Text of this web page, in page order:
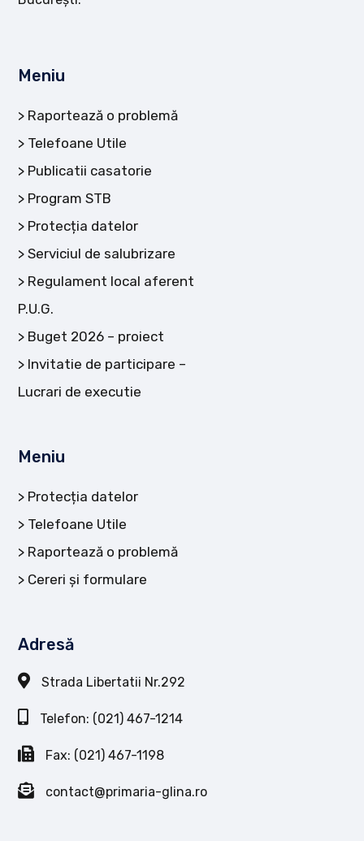
Meniu
Raportează o problemă
Telefoane Utile
Publicatii casatorie
Program STB
Protecția datelor
Serviciul de salubrizare
Regulament local aferent
P.U.G.
Buget 2026 – proiect
Invitatie de participare –
Lucrari de executie
Meniu
Protecția datelor
Telefoane Utile
Raportează o problemă
Cereri și formulare
Adresă
Strada Libertatii Nr.292
Telefon: (021) 467-1214
Fax: (021) 467-1198
contact@primaria-glina.ro